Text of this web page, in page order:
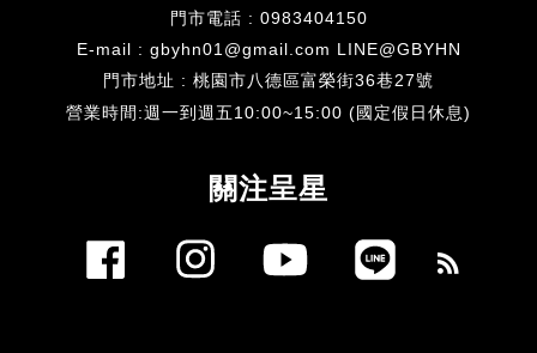
門市電話 : 0983404150
E-mail : gbyhn01@gmail.com LINE@GBYHN
門市地址 : 桃園市八德區富榮街36巷27號
​營業時間:週一到週五10:00~15:00 (國定假日休息)
關注呈星
Facebook Instagram YouTube